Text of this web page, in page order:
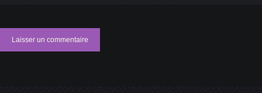
Laisser un commentaire